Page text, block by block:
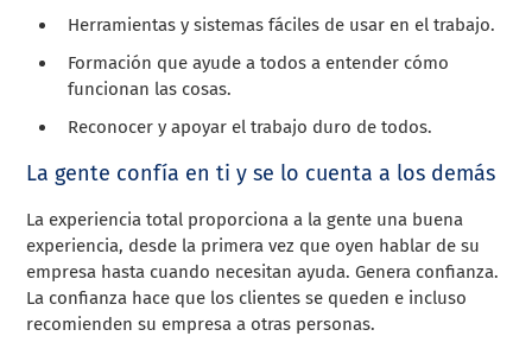
Herramientas y sistemas fáciles de usar en el trabajo.
Formación que ayude a todos a entender cómo
funcionan las cosas.
Reconocer y apoyar el trabajo duro de todos.
La gente confía en ti y se lo cuenta a los demás
La experiencia total proporciona a la gente una buena
experiencia, desde la primera vez que oyen hablar de su
empresa hasta cuando necesitan ayuda. Genera confianza.
La confianza hace que los clientes se queden e incluso
recomienden su empresa a otras personas.